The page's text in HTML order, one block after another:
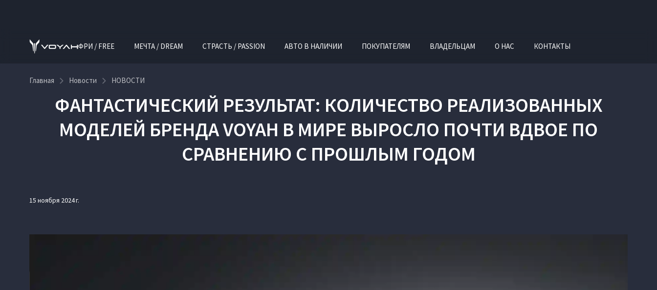
ФРИ / FREE МЕЧТА / DREAM СТРАСТЬ / PASSION АВТО В НАЛИЧИИ ПОКУПАТЕЛЯМ ВЛАДЕЛЬЦАМ О НАС КОНТАКТЫ
Главная Новости НОВОСТИ
ФАНТАСТИЧЕСКИЙ РЕЗУЛЬТАТ: КОЛИЧЕСТВО РЕАЛИЗОВАННЫХ
МОДЕЛЕЙ БРЕНДА VOYAH В МИРЕ ВЫРОСЛО ПОЧТИ ВДВОЕ ПО
СРАВНЕНИЮ С ПРОШЛЫМ ГОДОМ
15 ноября 2024 г.